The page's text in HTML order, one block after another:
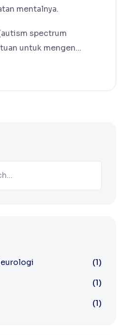
mentalnya.
spectrum
untuk mengen...
(1)
(1)
(1)